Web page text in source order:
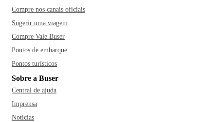
Compre nos canais oficiais
Sugerir uma viagem
Compre Vale Buser
Pontos de embarque
Pontos turísticos
Sobre a Buser
Central de ajuda
Imprensa
Notícias